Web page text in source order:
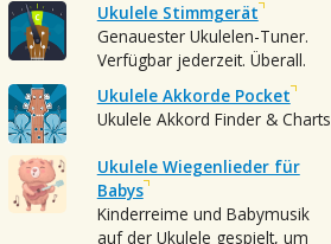
Ukulele Stimmgerät
Genauester Ukulelen-Tuner.
Verfügbar jederzeit. Überall.
Ukulele Akkorde Pocket
Ukulele Akkord Finder & Charts
Ukulele Wiegenlieder für
Babys
Kinderreime und Babymusik
auf der Ukulele gespielt, um